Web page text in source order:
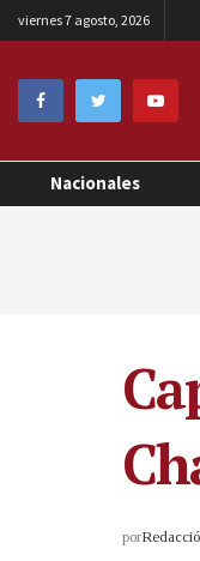
viernes 7 agosto, 2026
Nacionales
por